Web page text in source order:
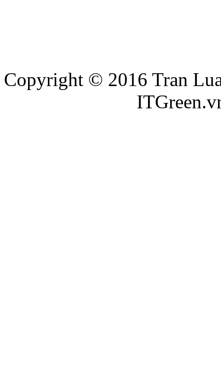
Copyright © 2016 Tran